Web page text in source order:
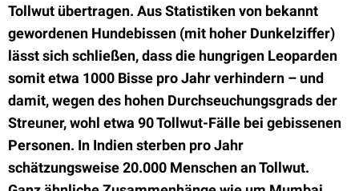
Tollwut übertragen. Aus Statistiken von bekannt
gewordenen Hundebissen (mit hoher Dunkelziffer)
lässt sich schließen, dass die hungrigen Leoparden
somit etwa 1000 Bisse pro Jahr verhindern – und
damit, wegen des hohen Durchseuchungsgrads der
Streuner, wohl etwa 90 Tollwut-Fälle bei gebissenen
Personen. In Indien sterben pro Jahr
schätzungsweise 20.000 Menschen an Tollwut.